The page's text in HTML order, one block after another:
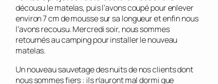
décousu le matelas, puis l’avons coupé pour enlever
environ 7 cm de mousse sur sa longueur et enfin nous
l’avons recousu. Mercredi soir, nous sommes
retournés au camping pour installer le nouveau
matelas.
Un nouveau sauvetage des nuits de nos clients dont
nous sommes fiers : ils n’auront mal dormi que